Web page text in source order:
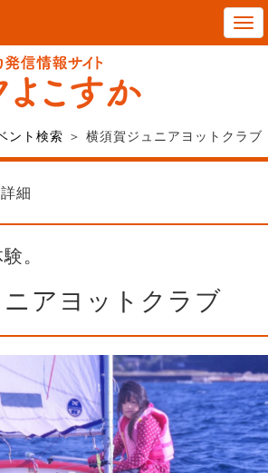
T
l
e
v
t
i
o
n
ント検索 ＞ 横須賀ジュニアヨットクラブ
細
。
アヨットクラブ